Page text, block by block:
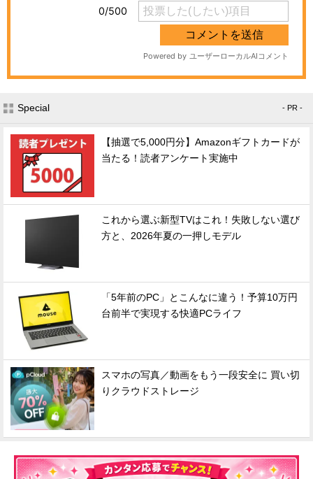
Special - PR -
【抽選で5,000円分】Amazonギフトカードが
当たる！読者アンケート実施中
これから選ぶ新型TVはこれ！失敗しない選び
方と、2026年夏の一押しモデル
「5年前のPC」とこんなに違う！予算10万円
台前半で実現する快適PCライフ
スマホの写真／動画をもう一段安全に 買い切
りクラウドストレージ